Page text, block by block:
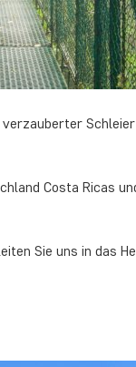
Costa Ricas
Sie uns in das